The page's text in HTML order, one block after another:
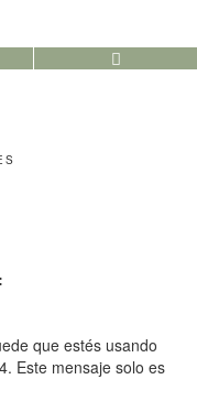
que estés usando
Este mensaje solo es